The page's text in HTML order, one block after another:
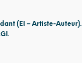
(EI – Artiste-Auteur).